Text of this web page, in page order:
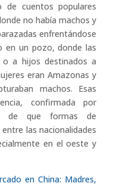
de cuentos populares
no había machos y
enfrentándose
un pozo, donde las
a hijos destinados a
eran Amazonas y
machos. Esas
confirmada por
de que formas de
las nacionalidades
en el oeste y
en China: Madres,